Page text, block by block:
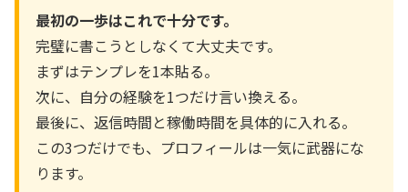
最初の一歩はこれで十分です。
完璧に書こうとしなくて大丈夫です。
まずはテンプレを1本貼る。
次に、自分の経験を1つだけ言い換える。
最後に、返信時間と稼働時間を具体的に入れる。
この3つだけでも、プロフィールは一気に武器にな
ります。